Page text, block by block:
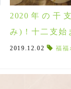
ショップ,新春
レンダー,巳年 ,干
,
2020年の干
み)！十二支始
れぽれ動物と
2019.12.02 福福ポ